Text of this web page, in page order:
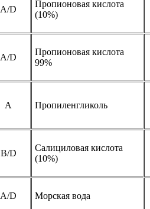
А/D
Пропионовая кислота
(10%)
А/D
Пропионовая кислота
99%
A Пропиленгликоль
B/D
Салициловая кислота
(10%)
A/D Морская вода